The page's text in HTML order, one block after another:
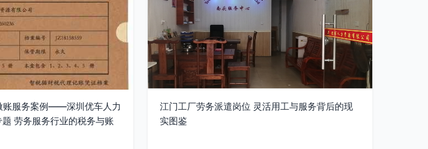
账服务案例——深圳优车人力
劳务服务行业的税务与账
江门工厂劳务派遣岗位 灵活用工与服务背后的现
实图鉴